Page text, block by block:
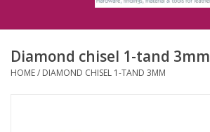
FAQ
Diamond chisel 1-tand 3mm
HOME/ DIAMOND CHISEL 1-TAND 3MM